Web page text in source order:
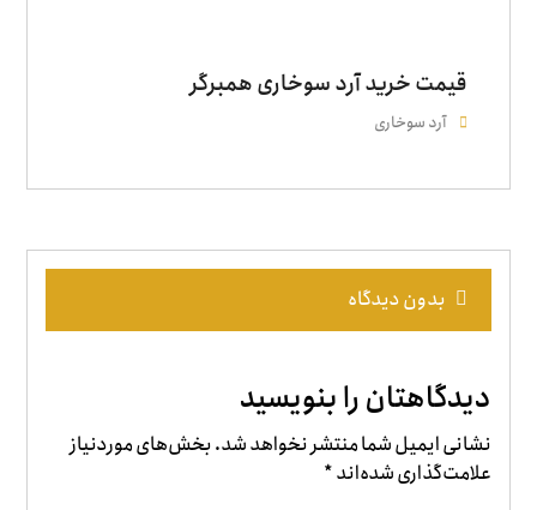
قیمت خرید آرد سوخاری همبرگر
آرد سوخاری
بدون دیدگاه
دیدگاهتان را بنویسید
نشانی ایمیل شما منتشر نخواهد شد.بخش‌های موردنیاز
علامت‌گذاری شده‌اند*